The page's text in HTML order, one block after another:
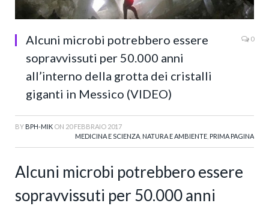
Alcuni microbi potrebbero essere
sopravvissuti per 50.000 anni
all’interno della grotta dei cristalli
giganti in Messico (VIDEO)
0
BY BPH-MIK ON 20 FEBBRAIO 2017
MEDICINA E SCIENZA NATURA E AMBIENTE PRIMA PAGINA
Alcuni microbi potrebbero essere
sopravvissuti per 50.000 anni